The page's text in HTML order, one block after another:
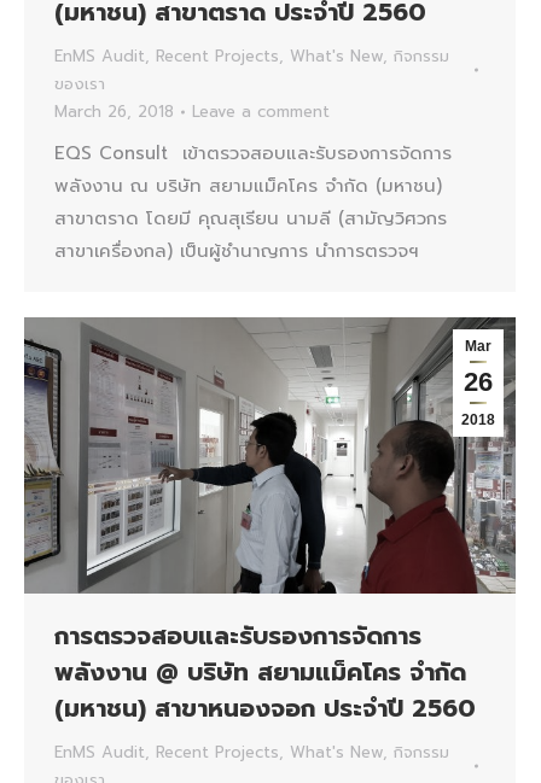
(มหาชน) สาขาตราด ประจำปี 2560
EnMS Audit, Recent Projects, What's New, กิจกรรม
ของเรา
March 26, 2018
Leave a comment
EQS Consult เข้าตรวจสอบและรับรองการจัดการ
พลังงาน ณ บริษัท สยามแม็คโคร จำกัด (มหาชน)
สาขาตราด โดยมี คุณสุเรียน นามลี (สามัญวิศวกร
สาขาเครื่องกล) เป็นผู้ชำนาญการ นำการตรวจฯ
Mar
26
2018
การตรวจสอบและรับรองการจัดการ
พลังงาน @ บริษัท สยามแม็คโคร จำกัด
(มหาชน) สาขาหนองจอก ประจำปี 2560
EnMS Audit, Recent Projects, What's New, กิจกรรม